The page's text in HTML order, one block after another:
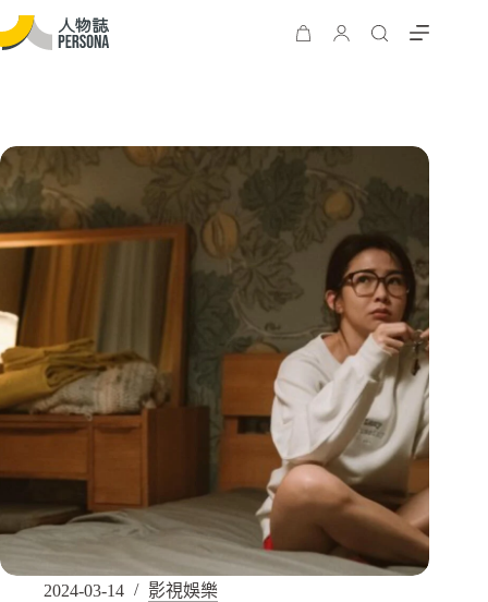
2024-03-14 影視娛樂